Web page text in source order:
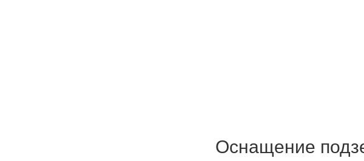
Оснащение